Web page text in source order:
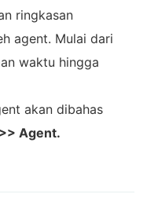
ringkasan
agent. Mulai dari
waktu hingga
akan dibahas
Agent.